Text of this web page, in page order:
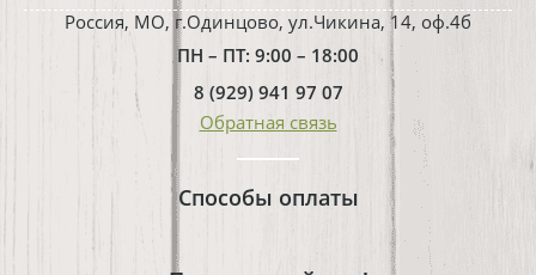
Россия, МО, г.Одинцово, ул.Чикина, 14, оф.4б
ПН – ПТ: 9:00 – 18:00
8 (929) 941 97 07
Обратная связь
Способы оплаты